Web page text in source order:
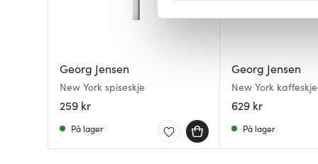
Vi bruker
dem, eller som de har
Georg Jensen
New York spiseskje
259 kr
På lager
Georg Jensen
New York
629 kr
På lager